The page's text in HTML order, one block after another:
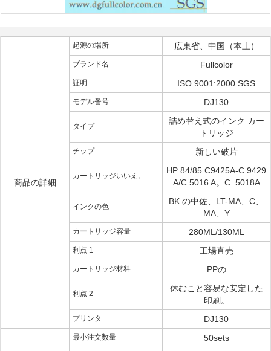
商品の詳細
起源の場所 広東省、中国（本土）
ブランド名 Fullcolor
証明 ISO 9001:2000 SGS
モデル番号 DJ130
タイプ
詰め替え式のインク カー
トリッジ
チップ 新しい破片
カートリッジいいえ。
HP 84/85 C9425A-C 9429
A/C 5016 A。C. 5018A
インクの色
BK の中佐、LT-MA、C、
MA、Y
カートリッジ容量 280ML/130ML
利点 1 工場直売
カートリッジ材料 PPの
利点 2
休むこと容易な安定した
印刷。
プリンタ DJ130
最小注文数量 50sets